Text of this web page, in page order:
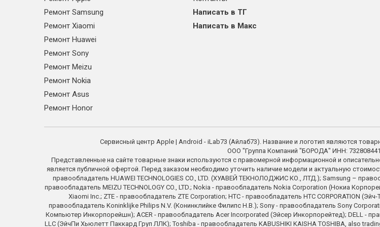
Ремонт Samsung
Ремонт Xiaomi
Ремонт Huawei
Ремонт Sony
Ремонт Meizu
Ремонт Nokia
Ремонт Asus
Ремонт Honor
Написать в ТГ
Написать в Макс
Сервисный центр Apple | Android - iLab73 (Айлаб73). Название и логотип являются
ООО "Группа Компаний "БОРОДА" ИНН:
Представленные на сайте товарные знаки используются с правомерной информационной и
является публичной офертой. Перед заказом необходимо уточить наличие модели и актуальную
правообладатель HUAWEI TECHNOLOGIES CO., LTD. (ХУАВЕЙ ТЕКНОЛОДЖИС КО., ЛТД.); Samsung –
правообладатель MEIZU TECHNOLOGY CO., LTD.; Nokia - правообладатель Nokia Corporation (Нокиа
Xiaomi Inc.; ZTE - правообладатель ZTE Corporation; HTC - правообладатель HTC CORPORATION
правообладатель Koninklijke Philips N.V. (Конинклийке Филипс Н.В.); Sony - правообладатель Sony
Компьютер Инкорпорейшн); ACER - правообладатель Acer Incorporated (Эйсер Инкорпорейтед); DELL -
LLC (ЭйчПи Хьюлетт Паккард Груп ЛЛК); Toshiba - правообладатель KABUSHIKI KAISHA TOSHIBA, also